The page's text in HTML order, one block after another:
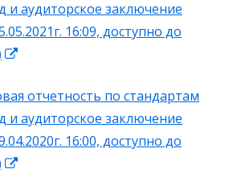
окне
и аудиторское заключение
16:09, доступно до
новом
окне
отчетность по стандартам
и аудиторское заключение
16:00, доступно до